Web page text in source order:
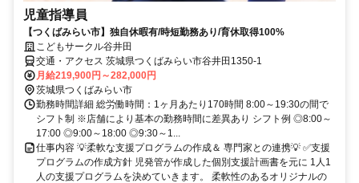
児童指導員
【つくばみらい市】独自休暇有/時短勤務あり/育休取得100%
こどもサークル谷井田
交通・アクセス 茨城県つくばみらい市谷井田1350-1
月給219,900円～282,000円
茨城県つくばみらい市
勤務時間詳細 総労働時間：1ヶ月あたり170時間 8:00～19:30の間で
シフト制 ※店舗により基本の勤務時間に差異あり シフト例 ◎8:00～
17:00 ◎9:00～18:00 ◎9:30～1...
仕事内容 💡柔軟な支援プログラムの作成＆ 専門家との連携💡 ✅支援
プログラムの作成方針 児発管が作成した個別支援計画書を元に 1人1
人の支援プログラムを決めていきます。 柔軟性のあるオリジナルの